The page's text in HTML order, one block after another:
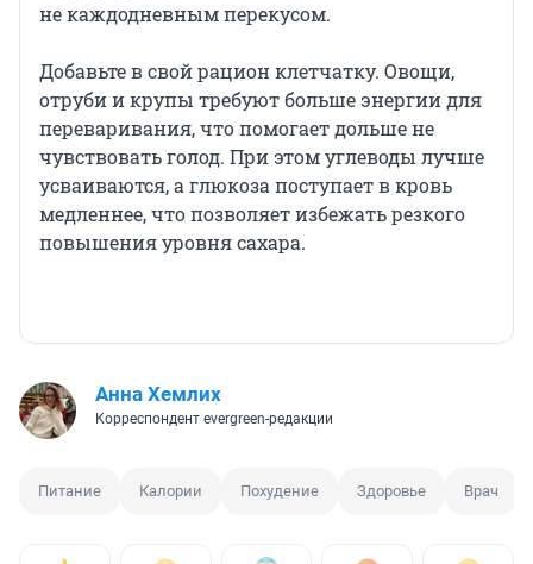
не каждодневным перекусом.
Добавьте в свой рацион клетчатку. Овощи,
отруби и крупы требуют больше энергии для
переваривания, что помогает дольше не
чувствовать голод. При этом углеводы лучше
усваиваются, а глюкоза поступает в кровь
медленнее, что позволяет избежать резкого
повышения уровня сахара.
Анна Хемлих
Корреспондент evergreen-редакции
Питание Калории Похудение Здоровье Врач